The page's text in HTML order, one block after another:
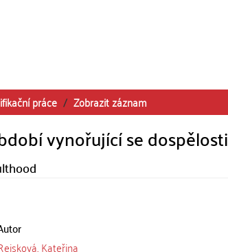
práce Zobrazit záznam
vynořující se dospělosti
Kateřina